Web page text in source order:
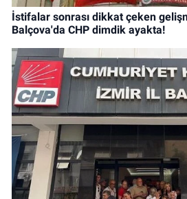
İstifalar sonrası dikkat çeken
Balçova'da CHP dimdik ayakta!